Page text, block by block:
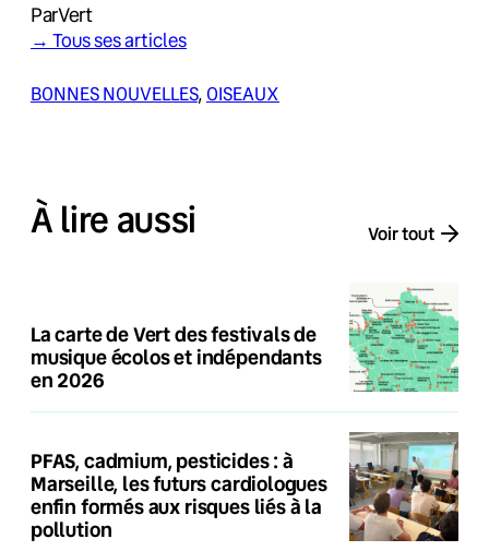
ParVert
→ Tous ses articles
BONNES NOUVELLES, OISEAUX
À lire aussi Voir tout
La carte de Vert des festivals de
musique écolos et indépendants
en 2026
PFAS, cadmium, pesticides : à
Marseille, les futurs cardiologues
enfin formés aux risques liés à la
pollution